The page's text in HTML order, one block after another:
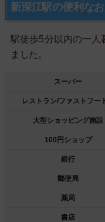
新深江駅の便利な
駅徒歩5分以内の一人
ました。
スーパー
レストラン/ファストフー
大型ショッピング施設
100円ショップ
銀行
郵便局
薬局
書店